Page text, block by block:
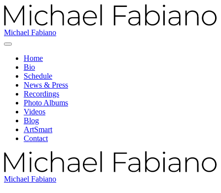
Michael Fabiano
Home
Bio
Schedule
News & Press
Recordings
Photo Albums
Videos
Blog
ArtSmart
Contact
Michael Fabiano